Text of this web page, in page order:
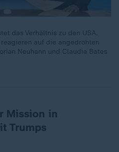
das Verhältnis zu den USA.
auf die angedrohten
Neuhann und Claudia Bates
Mission in
Trumps